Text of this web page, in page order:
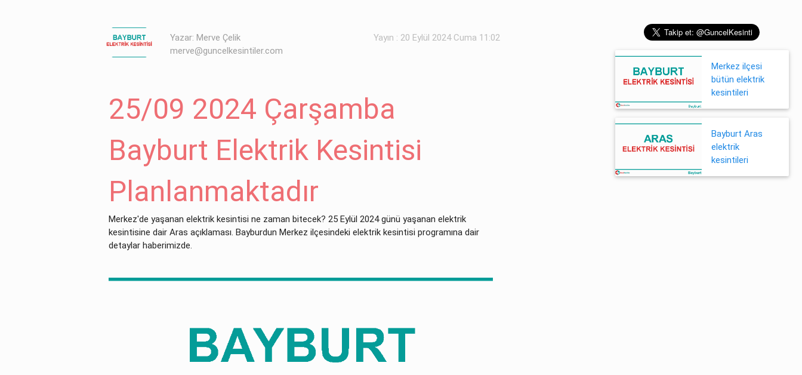
Yazar: Merve Çelik
merve@guncelkesintiler.com
Yayın : 20 Eylül 2024 Cuma 11:02
25/09 2024 Çarşamba
Bayburt Elektrik Kesintisi
Planlanmaktadır
Merkez'de yaşanan elektrik kesintisi ne zaman bitecek? 25 Eylül 2024 günü yaşanan elektrik
kesintisine dair Aras açıklaması. Bayburdun Merkez ilçesindeki elektrik kesintisi programına dair
detaylar haberimizde.
Merkez ilçesi
bütün elektrik
kesintileri
Bayburt Aras
elektrik
kesintileri